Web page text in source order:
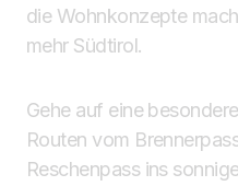
die Wohnkonzepte
mehr Südtirol.
Gehe auf eine
Routen vom
Reschen­pass ins